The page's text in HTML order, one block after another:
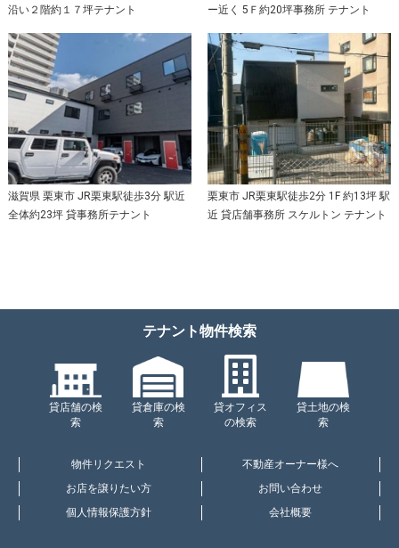
沿い２階約１７坪テナント
ー近く 5Ｆ約20坪事務所 テナント
滋賀県 栗東市 JR栗東駅徒歩3分 駅近
全体約23坪 貸事務所テナント
栗東市 JR栗東駅徒歩2分 1F 約13坪 駅
近 貸店舗事務所 スケルトン テナント
テナント物件検索
貸店舗の検
索
貸倉庫の検
索
貸オフィス
の検索
貸土地の検
索
物件リクエスト
不動産オーナー様へ
お店を譲りたい方
お問い合わせ
個人情報保護方針
会社概要